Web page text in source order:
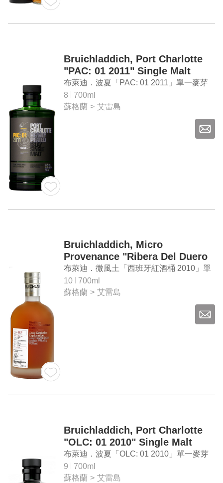
Bruichladdich, Port Charlotte
"PAC: 01 2011" Single Malt
Whisky
布萊迪．波夏「PAC: 01 2011」單一麥芽
威士忌
8
700ml
蘇格蘭 > 艾雷島
Bruichladdich, Micro
Provenance "Ribera Del Duero
Cask 2010" Single Cask Single
Malt Whisky
布萊迪．微風土「西班牙紅酒桶 2010」單
桶 單一麥芽威士忌
10
700ml
蘇格蘭 > 艾雷島
Bruichladdich, Port Charlotte
"OLC: 01 2010" Single Malt
Whisky
布萊迪．波夏「OLC: 01 2010」單一麥芽
威士忌
9
700ml
蘇格蘭 > 艾雷島